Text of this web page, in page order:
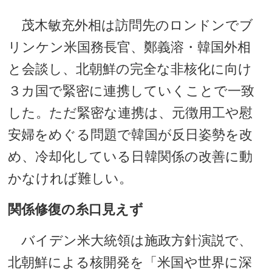
茂木敏充外相は訪問先のロンドンでブ
リンケン米国務長官、鄭義溶・韓国外相
と会談し、北朝鮮の完全な非核化に向け
３カ国で緊密に連携していくことで一致
した。ただ緊密な連携は、元徴用工や慰
安婦をめぐる問題で韓国が反日姿勢を改
め、冷却化している日韓関係の改善に動
かなければ難しい。
関係修復の糸口見えず
バイデン米大統領は施政方針演説で、
北朝鮮による核開発を「米国や世界に深